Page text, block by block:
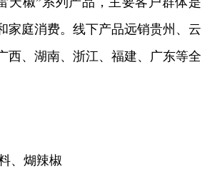
家庭消费。线下产品远销贵州、云
西、湖南、浙江、福建、广东等全
、煳辣椒